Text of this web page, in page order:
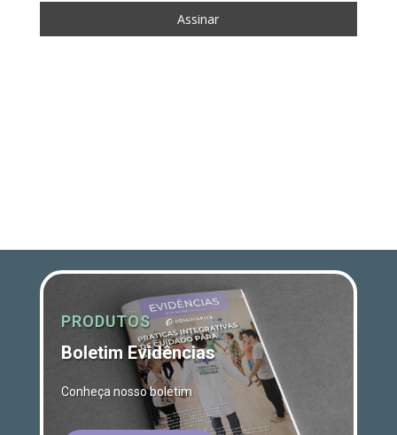
PRODUTOS
Boletim Evidências
Conheça nosso boletim